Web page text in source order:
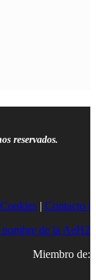
reservados.
| Contacto |
de la AeH2
Miembro de: